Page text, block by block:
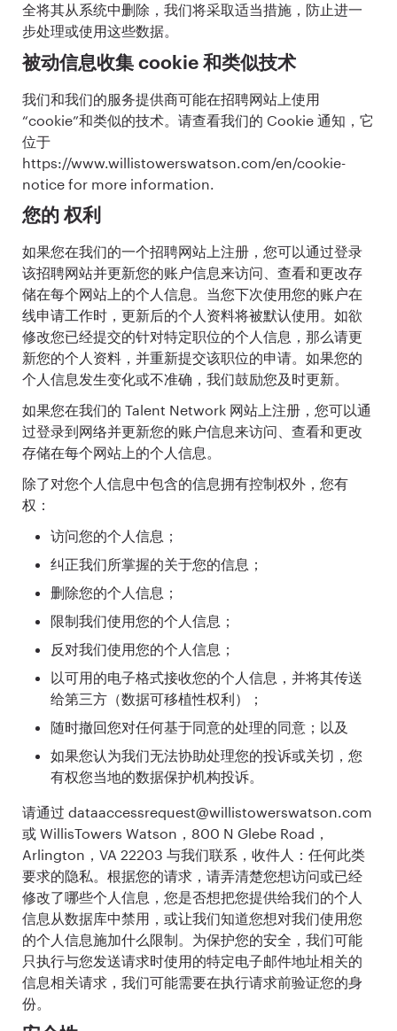
全将其从系统中删除，我们将采取适当措施，防止进一
步处理或使用这些数据。
被动信息收集 cookie 和类似技术
我们和我们的服务提供商可能在招聘网站上使用
“cookie”和类似的技术。请查看我们的 Cookie 通知，它
位于
https://www.willistowerswatson.com/en/cookie-
notice for more information.
您的 权利
如果您在我们的一个招聘网站上注册，您可以通过登录
该招聘网站并更新您的账户信息来访问、查看和更改存
储在每个网站上的个人信息。当您下次使用您的账户在
线申请工作时，更新后的个人资料将被默认使用。如欲
修改您已经提交的针对特定职位的个人信息，那么请更
新您的个人资料，并重新提交该职位的申请。如果您的
个人信息发生变化或不准确，我们鼓励您及时更新。
如果您在我们的 Talent Network 网站上注册，您可以通
过登录到网络并更新您的账户信息来访问、查看和更改
存储在每个网站上的个人信息。
除了对您个人信息中包含的信息拥有控制权外，您有
权：
访问您的个人信息；
纠正我们所掌握的关于您的信息；
删除您的个人信息；
限制我们使用您的个人信息；
反对我们使用您的个人信息；
以可用的电子格式接收您的个人信息，并将其传送
给第三方（数据可移植性权利）；
随时撤回您对任何基于同意的处理的同意；以及
如果您认为我们无法协助处理您的投诉或关切，您
有权您当地的数据保护机构投诉。
请通过 dataaccessrequest@willistowerswatson.com
或 WillisTowers Watson，800 N Glebe Road，
Arlington，VA 22203 与我们联系，收件人：任何此类
要求的隐私。根据您的请求，请弄清楚您想访问或已经
修改了哪些个人信息，您是否想把您提供给我们的个人
信息从数据库中禁用，或让我们知道您想对我们使用您
的个人信息施加什么限制。为保护您的安全，我们可能
只执行与您发送请求时使用的特定电子邮件地址相关的
信息相关请求，我们可能需要在执行请求前验证您的身
份。